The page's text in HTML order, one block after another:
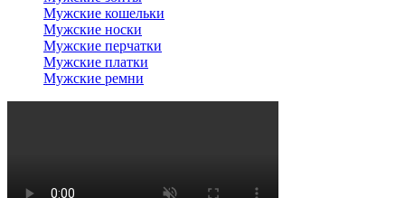
Мужские кошельки
Мужские носки
Мужские перчатки
Мужские платки
Мужские ремни